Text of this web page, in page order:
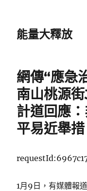
能量大釋放
網傳“應急
南山桃源
計道回應
平易近舉措
1月9日，有媒體報